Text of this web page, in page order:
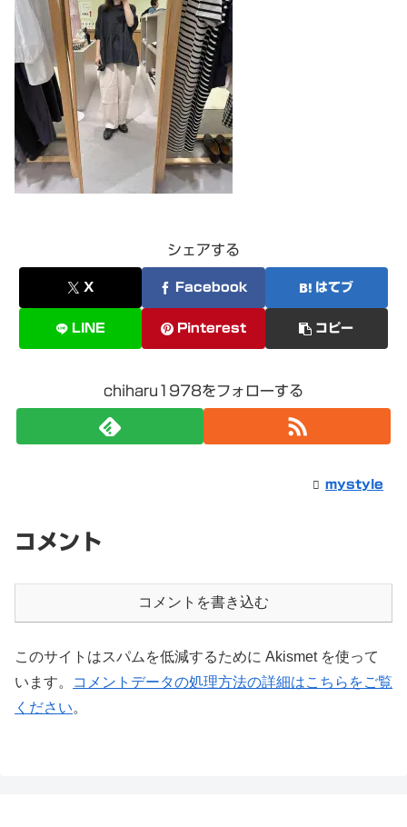
シェアする
X Facebook はてブ
LINE Pinterest コピー
chiharu1978をフォローする
mystyle
コメント
コメントを書き込む
このサイトはスパムを低減するために Akismet を使って
います。
コメントデータの処理方法の詳細はこちらをご覧
ください。